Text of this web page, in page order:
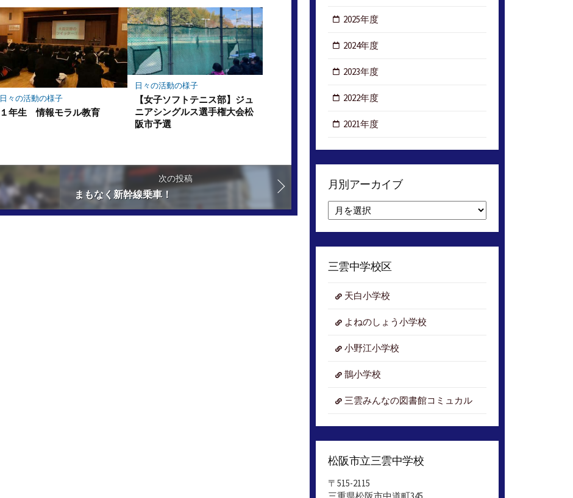
日々の活動の様子
１年生 情報モラル教育
日々の活動の様子
【女子ソフトテニス部】ジュ
ニアシングルス選手権大会松
阪市予選
次の投稿
まもなく新幹線乗車！
2025年度
2024年度
2023年度
2022年度
2021年度
月別アーカイブ
別
ア
ー
イ
三雲中学校区
天白小学校
よねのしょう小学校
小野江小学校
鵲小学校
三雲みんなの図書館コミュカル
松阪市立三雲中学校
〒515-2115